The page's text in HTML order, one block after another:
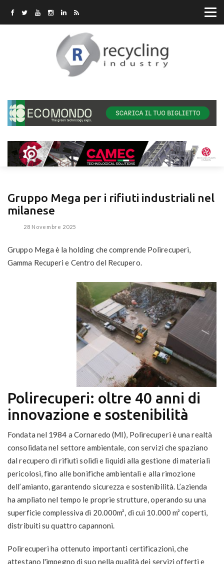
Gruppo Mega per i rifiuti industriali nel
milanese
28 Novembre 2025
Gruppo Mega è la holding che comprende Polirecuperi,
Gamma Recuperi e Centro del Recupero.
Polirecuperi: oltre 40 anni di
innovazione e sostenibilità
Fondata nel 1984 a Cornaredo (MI), Polirecuperi è una realtà
consolidata nel settore ambientale, con servizi che spaziano
dal recupero di rifiuti solidi e liquidi alla gestione di materiali
pericolosi, fino alle bonifiche ambientali e alla rimozione
dell’amianto, garantendo sicurezza e sostenibilità. L’azienda
ha ampliato nel tempo le proprie strutture, operando su una
superficie complessiva di 20.000m², di cui 10.000 m² coperti,
distribuiti su quattro capannoni.
Polirecuperi ha ottenuto importanti certificazioni, che
attestano l'impegno di suo nella qualità dei servizi offerti e